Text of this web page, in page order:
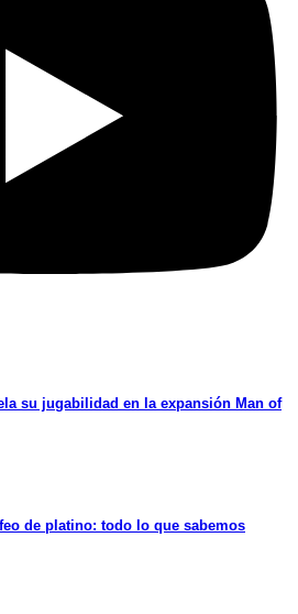
su jugabilidad en la expansión Man of
de platino: todo lo que sabemos